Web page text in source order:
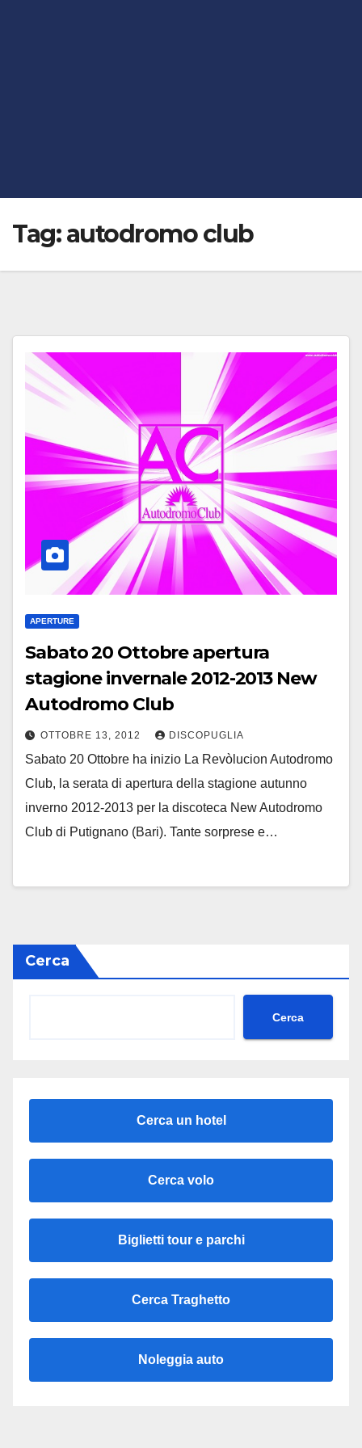
Tag:autodromo club
APERTURE
Sabato 20 Ottobre apertura
stagione invernale 2012-2013 New
Autodromo Club
OTTOBRE 13, 2012 DISCOPUGLIA
Sabato 20 Ottobre ha inizio La Revòlucion Autodromo
Club, la serata di apertura della stagione autunno
inverno 2012-2013 per la discoteca New Autodromo
Club di Putignano (Bari). Tante sorprese e…
Cerca
Cerca
Cerca un hotel
Cerca volo
Biglietti tour e parchi
Cerca Traghetto
Noleggia auto